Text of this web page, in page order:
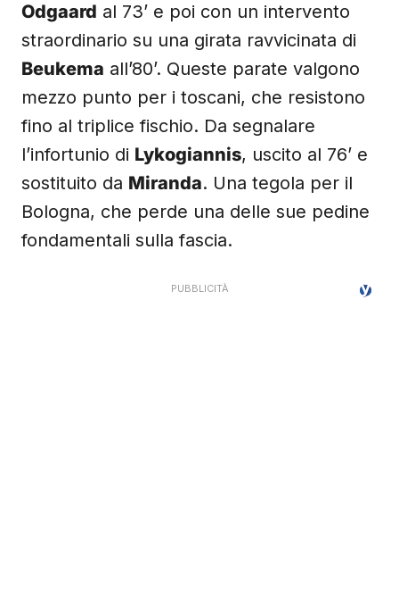
Odgaard al 73’ e poi con un intervento
straordinario su una girata ravvicinata di
Beukema all’80’. Queste parate valgono
mezzo punto per i toscani, che resistono
fino al triplice fischio. Da segnalare
l’infortunio di Lykogiannis, uscito al 76’ e
sostituito da Miranda. Una tegola per il
Bologna, che perde una delle sue pedine
fondamentali sulla fascia.